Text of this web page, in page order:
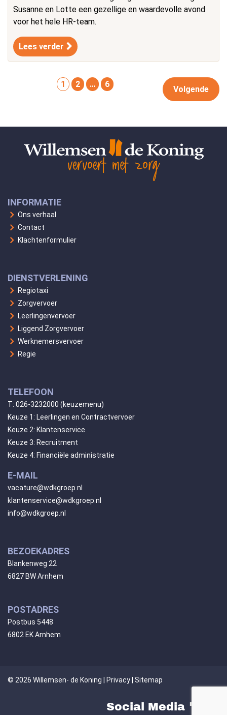
Susanne en Lotte een gezellige en waardevolle avond
voor het hele HR-team.
Lees verder
1 2 … 6
Volgende
INFORMATIE
Ons verhaal
Contact
Klachtenformulier
DIENSTVERLENING
Regiotaxi
Zorgvervoer
Leerlingenvervoer
Liggend Zorgvervoer
Werknemersvervoer
Regie
TELEFOON
T: 026-3232000 (keuzemenu)
Keuze 1: Leerlingen en Contractvervoer
Keuze 2: Klantenservice
Keuze 3: Recruitment
Keuze 4: Financiële administratie
E-MAIL
vacature@wdkgroep.nl
klantenservice@wdkgroep.nl
info@wdkgroep.nl
BEZOEKADRES
Blankenweg 22
6827 BW Arnhem
POSTADRES
Postbus 5448
6802 EK Arnhem
© 2026 Willemsen- de Koning | Privacy Sitemap
Social Media